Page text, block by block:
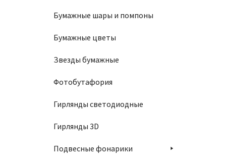
Бумажные шары и помпоны
Бумажные цветы
Звезды бумажные
Фотобутафория
Гирлянды светодиодные
Гирлянды 3D
Подвесные фонарики